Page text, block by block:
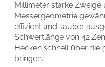
Millimeter starke Zweige
Messergeometrie
effizient und sauber
Schwertlänge von 42
Hecken schnell über die
bringen.